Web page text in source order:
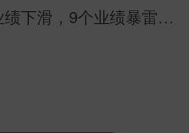
下滑，9个业绩暴雷，